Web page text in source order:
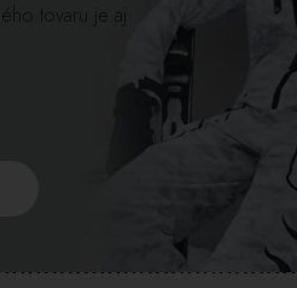
tovaru je aj